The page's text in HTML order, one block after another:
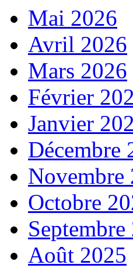
Mai 2026
Avril 2026
Mars 2026
Février
Janvier
Décembre
Novembre
Octobre
Septembre
Août 2025